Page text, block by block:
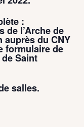
:
de l’Arche de
du CNY
formulaire de
Saint
salles.